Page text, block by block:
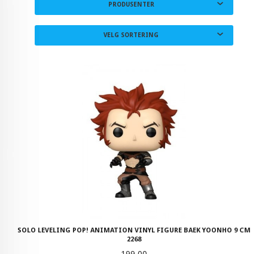
PRODUSENTER
VELG SORTERING
SOLO LEVELING POP! ANIMATION VINYL FIGURE BAEK YOONHO 9 CM
2268